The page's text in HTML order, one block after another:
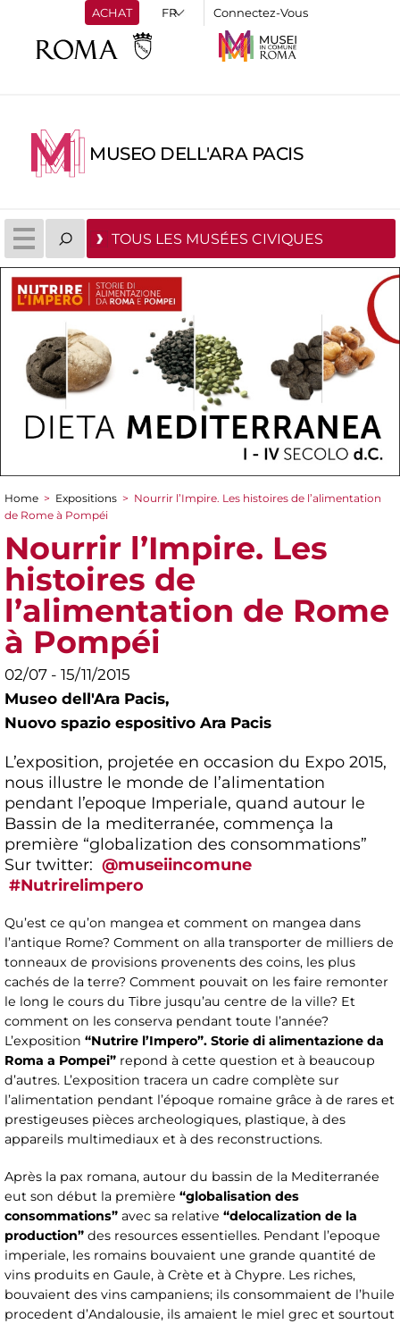
ACHAT Connectez-Vous
MUSEO DELL'ARA PACIS
TOUS LES MUSÉES CIVIQUES
You are here
Home > Expositions > Nourrir l’Impire. Les histoires de l’alimentation
de Rome à Pompéi
Nourrir l’Impire. Les
histoires de
l’alimentation de Rome
à Pompéi
02/07 - 15/11/2015
Museo dell'Ara Pacis,
Nuovo spazio espositivo Ara Pacis
L’exposition, projetée en occasion du Expo 2015,
nous illustre le monde de l’alimentation
pendant l’epoque Imperiale, quand autour le
Bassin de la mediterranée, commença la
première “globalization des consommations”
Sur twitter: @museiincomune
#Nutrirelimpero
Qu’est ce qu’on mangea et comment on mangea dans
l’antique Rome? Comment on alla transporter de milliers de
tonneaux de provisions provenents des coins, les plus
cachés de la terre? Comment pouvait on les faire remonter
le long le cours du Tibre jusqu’au centre de la ville? Et
comment on les conserva pendant toute l’année?
L’exposition “Nutrire l’Impero”. Storie di alimentazione da
Roma a Pompei” repond à cette question et à beaucoup
d’autres. L’exposition tracera un cadre complète sur
l’alimentation pendant l’époque romaine grâce à de rares et
prestigeuses pièces archeologiques, plastique, à des
appareils multimediaux et à des reconstructions.
Après la pax romana, autour du bassin de la Mediterranée
eut son début la première “globalisation des
consommations” avec sa relative “delocalization de la
production” des resources essentielles. Pendant l’epoque
imperiale, les romains bouvaient une grande quantité de
vins produits en Gaule, à Crète et à Chypre. Les riches,
bouvaient des vins campaniens; ils consommaient de l’huile
procedent d’Andalousie, ils amaient le miel grec et sourtout